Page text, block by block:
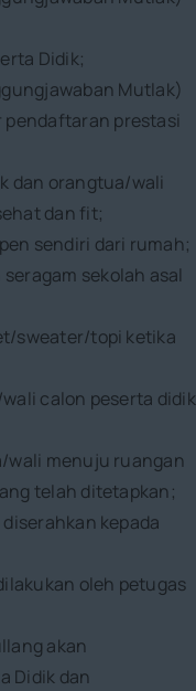
Didik;
Mutlak)
pendaftaran prestasi
dan orangtua/wali
dan fit;
sendiri dari rumah;
sekolah asal
sweater/topi ketika
calon peserta didik
wali menuju ruangan
telah ditetapkan;
kepada
oleh petugas
akan
Didik dan